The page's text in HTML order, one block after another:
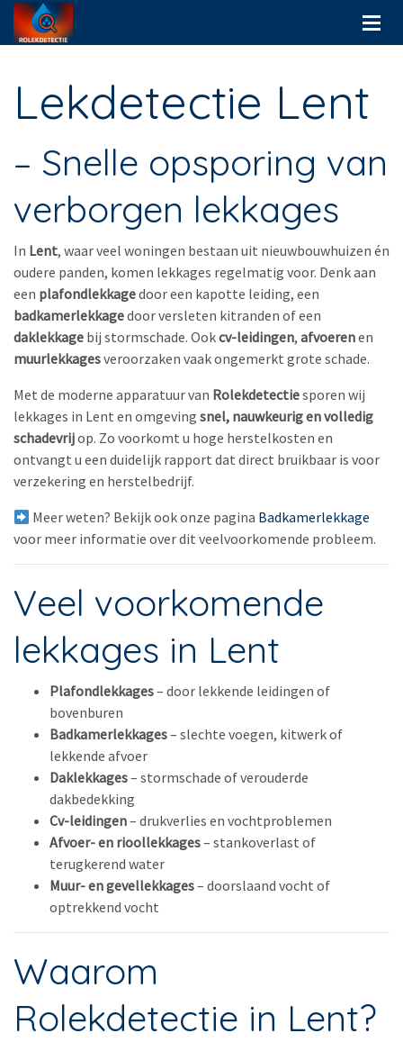
Lekdetectie Lent
– Snelle opsporing van
verborgen lekkages
In Lent, waar veel woningen bestaan uit nieuwbouwhuizen én
oudere panden, komen lekkages regelmatig voor. Denk aan
een plafondlekkagedoor een kapotte leiding, een
badkamerlekkagedoor versleten kitranden of een
daklekkage bij stormschade. Ookcv-leidingen, afvoerenen
muurlekkagesveroorzaken vaak ongemerkt grote schade.
Met de moderne apparatuur van Rolekdetectiesporen wij
lekkages in Lent en omgeving snel, nauwkeurig en volledig
schadevrijop. Zo voorkomt u hoge herstelkosten en
ontvangt u een duidelijk rapport dat direct bruikbaar is voor
verzekering en herstelbedrijf.
Meer weten? Bekijk ook onze pagina Badkamerlekkage
voor meer informatie over dit veelvoorkomende probleem.
Veel voorkomende
lekkages in Lent
Plafondlekkages– door lekkende leidingen of
bovenburen
Badkamerlekkages– slechte voegen, kitwerk of
lekkende afvoer
Daklekkages– stormschade of verouderde
dakbedekking
Cv-leidingen– drukverlies en vochtproblemen
Afvoer- en rioollekkages– stankoverlast of
terugkerend water
Muur- en gevellekkages– doorslaand vocht of
optrekkend vocht
Waarom
Rolekdetectie in Lent?